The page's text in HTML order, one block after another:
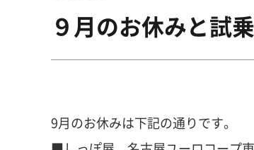
９月のお休みと試
9月のお休みは下記の通りです。